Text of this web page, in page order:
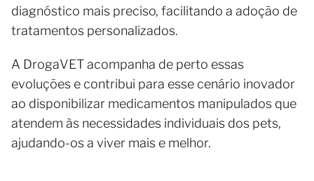
diagnóstico mais preciso, facilitando a adoção de
tratamentos personalizados.
A DrogaVET acompanha de perto essas
evoluções e contribui para esse cenário inovador
ao disponibilizar medicamentos manipulados que
atendem às necessidades individuais dos pets,
ajudando-os a viver mais e melhor.